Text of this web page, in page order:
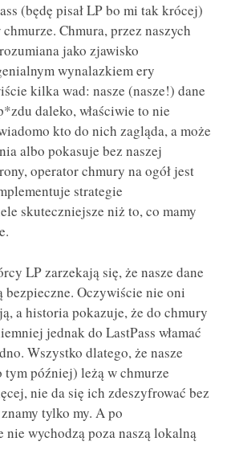
(będę pisał LP bo mi tak krócej)
chmurze. Chmura, przez naszych
jako zjawisko
wynalazkiem ery
kilka wad: nasze (nasze!) dane
daleko, właściwie to nie
kto do nich zagląda, a może
albo pokasuje bez naszej
operator chmury na ogół jest
strategie
skuteczniejsze niż to, co mamy
LP zarzekają się, że nasze dane
bezpieczne. Oczywiście nie oni
a historia pokazuje, że do chmury
jednak do LastPass włamać
Wszystko dlatego, że nasze
tym później) leżą w chmurze
nie da się ich zdeszyfrować bez
tylko my. A po
nie wychodzą poza naszą lokalną